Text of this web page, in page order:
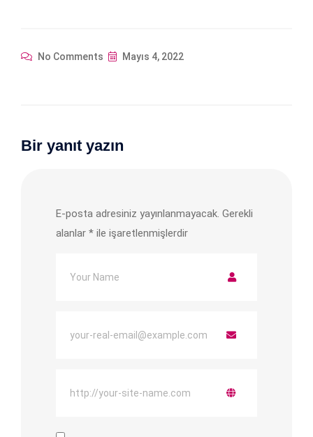
No Comments Mayıs 4, 2022
Bir yanıt yazın
E-posta adresiniz yayınlanmayacak. Gerekli
alanlar * ile işaretlenmişlerdir